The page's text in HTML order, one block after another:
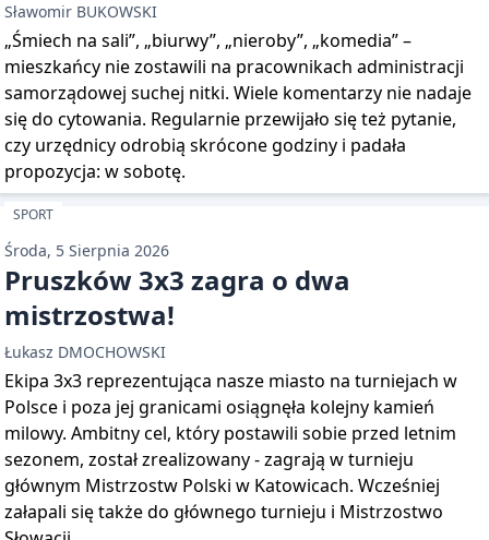
Sławomir BUKOWSKI
„Śmiech na sali”, „biurwy”, „nieroby”, „komedia” –
mieszkańcy nie zostawili na pracownikach administracji
samorządowej suchej nitki. Wiele komentarzy nie nadaje
się do cytowania. Regularnie przewijało się też pytanie,
czy urzędnicy odrobią skrócone godziny i padała
propozycja: w sobotę.
SPORT
Środa, 5 Sierpnia 2026
Pruszków 3x3 zagra o dwa
mistrzostwa!
Łukasz DMOCHOWSKI
Ekipa 3x3 reprezentująca nasze miasto na turniejach w
Polsce i poza jej granicami osiągnęła kolejny kamień
milowy. Ambitny cel, który postawili sobie przed letnim
sezonem, został zrealizowany - zagrają w turnieju
głównym Mistrzostw Polski w Katowicach. Wcześniej
załapali się także do głównego turnieju i Mistrzostwo